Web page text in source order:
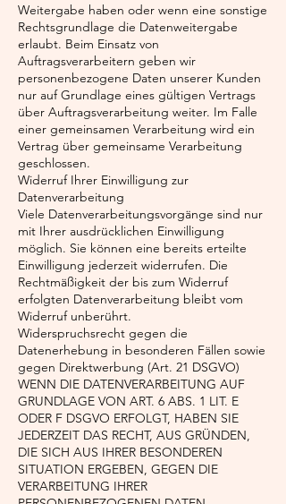
Weitergabe haben oder wenn eine sonstige
Rechtsgrundlage die Datenweitergabe
erlaubt. Beim Einsatz von
Auftragsverarbeitern geben wir
personenbezogene Daten unserer Kunden
nur auf Grundlage eines gültigen Vertrags
über Auftragsverarbeitung weiter. Im Falle
einer gemeinsamen Verarbeitung wird ein
Vertrag über gemeinsame Verarbeitung
geschlossen.
Widerruf Ihrer Einwilligung zur
Datenverarbeitung
Viele Datenverarbeitungsvorgänge sind nur
mit Ihrer ausdrücklichen Einwilligung
möglich. Sie können eine bereits erteilte
Einwilligung jederzeit widerrufen. Die
Rechtmäßigkeit der bis zum Widerruf
erfolgten Datenverarbeitung bleibt vom
Widerruf unberührt.
Widerspruchsrecht gegen die
Datenerhebung in besonderen Fällen sowie
gegen Direktwerbung (Art. 21 DSGVO)
WENN DIE DATENVERARBEITUNG AUF
GRUNDLAGE VON ART. 6 ABS. 1 LIT. E
ODER F DSGVO ERFOLGT, HABEN SIE
JEDERZEIT DAS RECHT, AUS GRÜNDEN,
DIE SICH AUS IHRER BESONDEREN
SITUATION ERGEBEN, GEGEN DIE
VERARBEITUNG IHRER